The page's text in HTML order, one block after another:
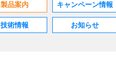
製品案内 キャンペーン情報
技術情報 お知らせ